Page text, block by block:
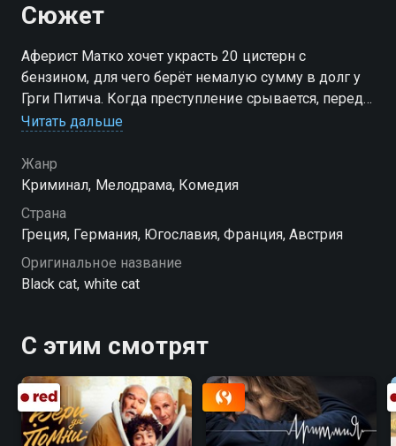
Сюжет
Аферист Матко хочет украсть 20 цистерн с
бензином, для чего берёт немалую сумму в долг у
Грги Питича. Когда преступление срывается, перед
Матко встаёт задача: либо вернуть назад деньги,
карлице Афродите
Читать дальше
Жанр
Криминал, Мелодрама, Комедия
Страна
Греция, Германия, Югославия, Франция, Австрия
Оригинальное название
Black cat, white cat
С этим смотрят